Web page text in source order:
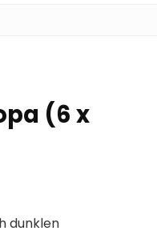
(6 x
dunklen